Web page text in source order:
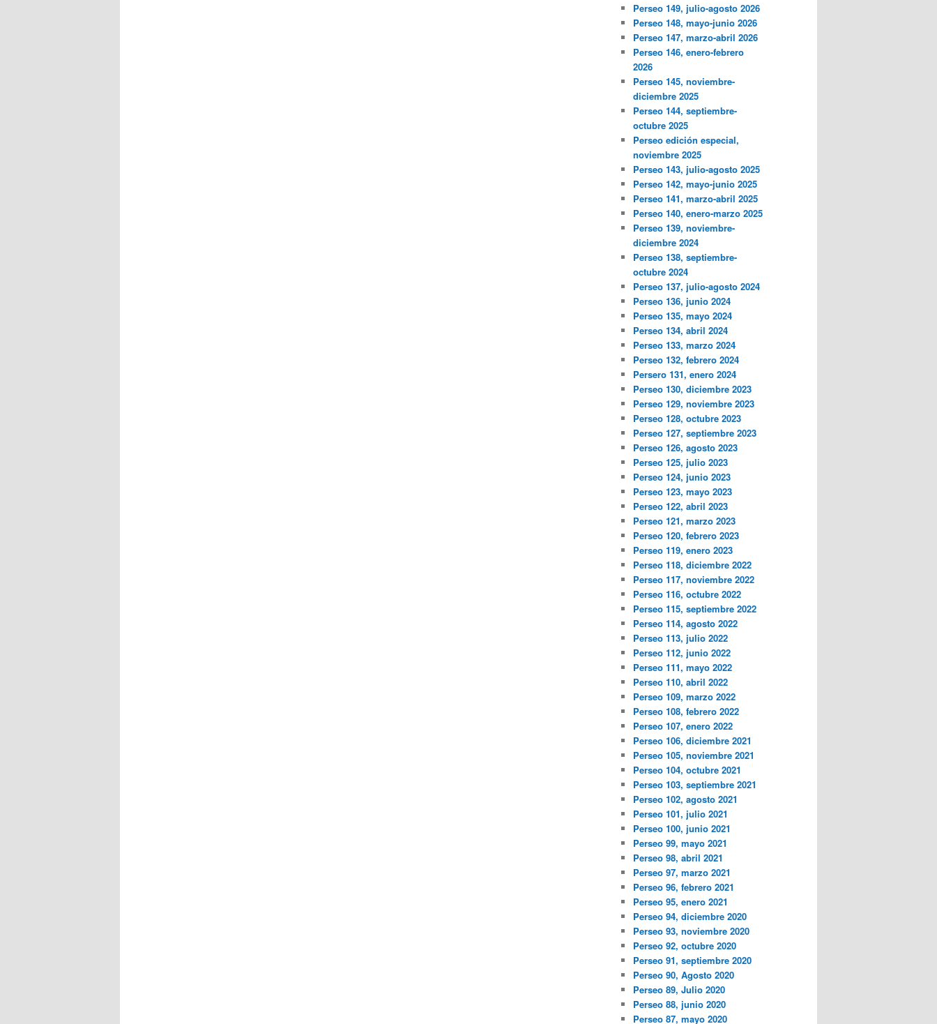
Perseo 149, julio-agosto 2026
Perseo 148, mayo-junio 2026
Perseo 147, marzo-abril 2026
Perseo 146, enero-febrero
2026
Perseo 145, noviembre-
diciembre 2025
Perseo 144, septiembre-
octubre 2025
Perseo edición especial,
noviembre 2025
Perseo 143, julio-agosto 2025
Perseo 142, mayo-junio 2025
Perseo 141, marzo-abril 2025
Perseo 140, enero-marzo 2025
Perseo 139, noviembre-
diciembre 2024
Perseo 138, septiembre-
octubre 2024
Perseo 137, julio-agosto 2024
Perseo 136, junio 2024
Perseo 135, mayo 2024
Perseo 134, abril 2024
Perseo 133, marzo 2024
Perseo 132, febrero 2024
Persero 131, enero 2024
Perseo 130, diciembre 2023
Perseo 129, noviembre 2023
Perseo 128, octubre 2023
Perseo 127, septiembre 2023
Perseo 126, agosto 2023
Perseo 125, julio 2023
Perseo 124, junio 2023
Perseo 123, mayo 2023
Perseo 122, abril 2023
Perseo 121, marzo 2023
Perseo 120, febrero 2023
Perseo 119, enero 2023
Perseo 118, diciembre 2022
Perseo 117, noviembre 2022
Perseo 116, octubre 2022
Perseo 115, septiembre 2022
Perseo 114, agosto 2022
Perseo 113, julio 2022
Perseo 112, junio 2022
Perseo 111, mayo 2022
Perseo 110, abril 2022
Perseo 109, marzo 2022
Perseo 108, febrero 2022
Perseo 107, enero 2022
Perseo 106, diciembre 2021
Perseo 105, noviembre 2021
Perseo 104, octubre 2021
Perseo 103, septiembre 2021
Perseo 102, agosto 2021
Perseo 101, julio 2021
Perseo 100, junio 2021
Perseo 99, mayo 2021
Perseo 98, abril 2021
Perseo 97, marzo 2021
Perseo 96, febrero 2021
Perseo 95, enero 2021
Perseo 94, diciembre 2020
Perseo 93, noviembre 2020
Perseo 92, octubre 2020
Perseo 91, septiembre 2020
Perseo 90, Agosto 2020
Perseo 89, Julio 2020
Perseo 88, junio 2020
Perseo 87, mayo 2020